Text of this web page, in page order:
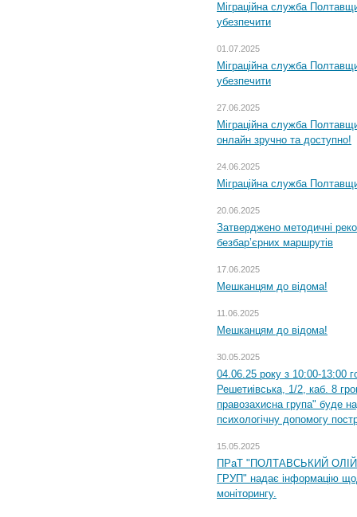
Міграційна служба
убезпечити
01.07.2025
Міграційна служба
убезпечити
27.06.2025
Міграційна служба
онлайн зручно та доступно!
24.06.2025
Міграційна служба
20.06.2025
Затверджено методичні
безбар’єрних маршрутів
17.06.2025
Мешканцям до відома!
11.06.2025
Мешканцям до відома!
30.05.2025
04.06.25 року з 10:00-13:00
Решетиівська, 1/2, каб. 8
правозахисна група" буде
психологічну допомогу
15.05.2025
ПРаТ "ПОЛТАВСЬКИЙ
ГРУП" надає інформацію
моніторингу.